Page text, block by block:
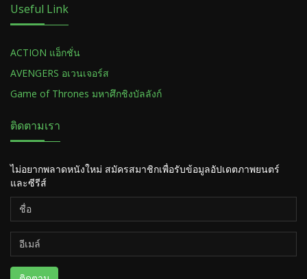
Useful Link
ACTION แอ็กชั่น
AVENGERS อเวนเจอร์ส
Game of Thrones มหาศึกชิงบัลลังก์
ติดตามเรา
ไม่อยากพลาดหนังใหม่ สมัครสมาชิกเพื่อรับข้อมูลอัปเดตภาพยนตร์
และซีรีส์